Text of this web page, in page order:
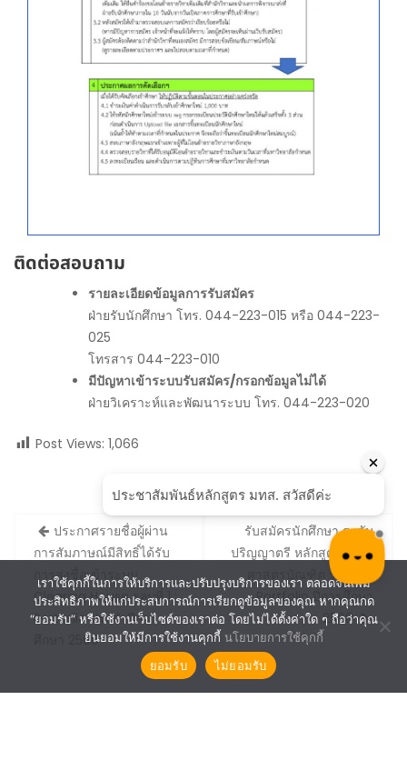
ติดต่อสอบถาม
รายละเอียดข้อมูลการรับสมัคร
ฝ่ายรับนักศึกษา โทร. 044-223-015 หรือ 044-223-
025
โทรสาร 044-223-010
มีปัญหาเข้าระบบรับสมัคร/กรอกข้อมูลไม่ได้
ฝ่ายวิเคราะห์และพัฒนาระบบ โทร. 044-223-020
Post Views: 1,066
Post
navigation
ประกาศรายชื่อผู้ผ่าน
การสัมภาษณ์มีสิทธิ์ได้รับ
การส่งชื่อเข้าระบบ
Clearing House รอบที่ 1 :
Portfolio ประจำปีการ
ศึกษา 2568
รับสมัครนักศึกษา ระดับ
ปริญญาตรี หลักสูตรแพทย
ศาสตรบัณฑิต รอบที่ 1 :
Portfolio ปีการศึกษา
2568
เราใช้คุกกี้ในการให้บริการและปรับปรุงบริการของเรา ตลอดจนเพิ่ม
ประสิทธิภาพให้แก่ประสบการณ์การเรียกดูข้อมูลของคุณ หากคุณกด
“ยอมรับ” หรือใช้งานเว็บไซต์ของเราต่อ โดยไม่ได้ตั้งค่าใด ๆ ถือว่าคุณ
ยินยอมให้มีการใช้งานคุกกี้ นโยบายการใช้คุกกี้
ยอมรับ
ไม่ยอมรับ